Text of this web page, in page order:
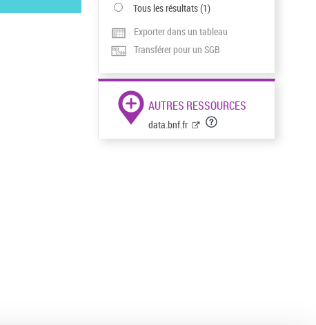
Tous les résultats(1)
Exporter dans un tableau
Transférer pour un SGB
AUTRES RESSOURCES
data.bnf.fr